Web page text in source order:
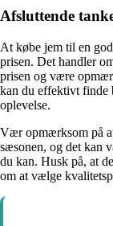
Afsluttende
At købe jem til en
prisen. Det handler
prisen og være
kan du effektivt finde
oplevelse.
Vær opmærksom på
sæsonen, og det kan
du kan. Husk på, at
om at vælge